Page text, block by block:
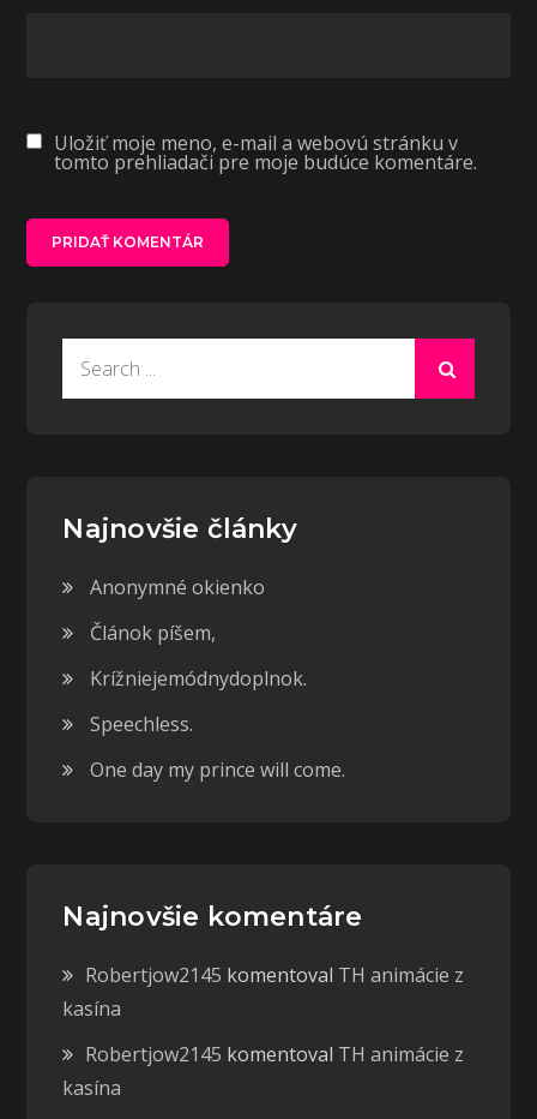
Uložiť moje meno, e-mail a webovú stránku v
tomto prehliadači pre moje budúce komentáre.
Najnovšie články
Anonymné okienko
Článok píšem,
Krížniejemódnydoplnok.
Speechless.
One day my prince will come.
Najnovšie komentáre
Robertjow2145 komentoval TH animácie z
kasína
Robertjow2145 komentoval TH animácie z
kasína